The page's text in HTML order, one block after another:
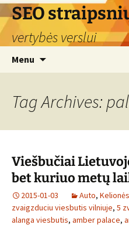
Skip
to
content
SEO
vertybės verslui
Menu
Tag Archives:
Viešbučiai
bet kuriuo metų
2015-01-03 Auto,
zvaigzduciu viesbutis vilniuje, 5
alanga viesbutis, amber palace,